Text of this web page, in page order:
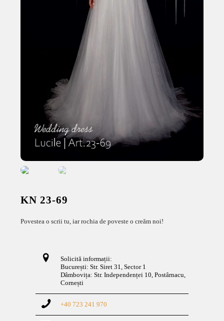
KN 23-69
Povestea o scrii tu, iar rochia de poveste o creăm noi!
Solicită informații:
București: Str. Siret 31, Sector 1
Dâmbovița: Str. Independenței 10, Postârnacu,
Cornești
+40 723 241 970